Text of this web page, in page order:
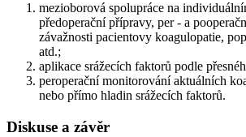
mezioborová spolupráce na
předoperační přípravy, per -⁠ a
závažnosti pacientovy koagulopatie,
atd.;
aplikace srážecích faktorů podle
peroperační monitorování aktuálních
nebo přímo hladin srážecích faktorů.
Diskuse a závěr